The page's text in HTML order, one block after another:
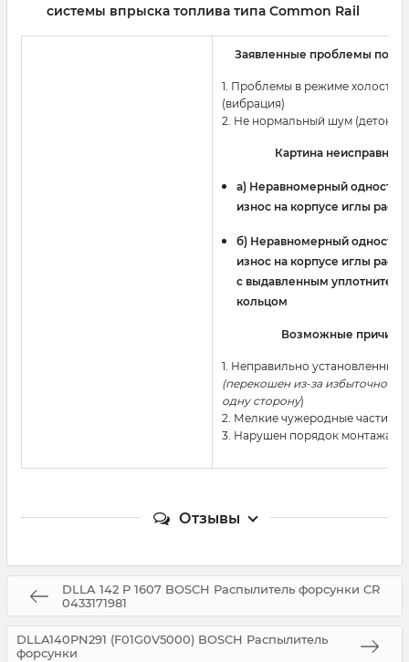
системы впрыска топлива типа Common Rail
Заявленные проблемы
1. Проблемы в режиме
(вибрация)
2. Не нормальный шум
Картина
a) Неравномерный
износ на корпусе иглы
б) Неравномерный
износ на корпусе иглы
с выдавленным
кольцом
Возможные причины
1. Неправильно установленный
(перекошен из-за избыточного
одну сторону)
2. Мелкие чужеродные частицы
3. Нарушен порядок монтажа
Отзывы
DLLA 142 P 1607 BOSCH Распылитель форсунки CR
0433171981
DLLA140PN291 (F01G0V5000) BOSCH Распылитель
форсунки